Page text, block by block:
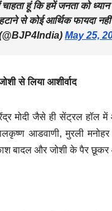
चाहता हूं कि हमें जनता को
हटाने से कोई आर्थिक फायदा
May 25,
से लिया आशीर्वाद
मोदी जैसे ही सेंट्रल हॉल
आडवाणी, मुरली मनोहर
बादल और जोशी के पैर छूकर